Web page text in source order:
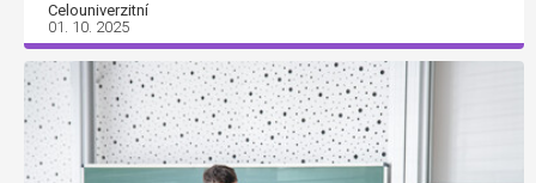
Celouniverzitní
01. 10. 2025